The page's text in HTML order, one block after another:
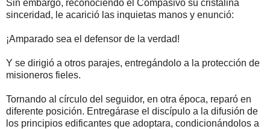
Sin embargo, reconociendo el Compasivo su cristalina
sinceridad, le acarició las inquietas manos y enunció:
¡Amparado sea el defensor de la verdad!
Y se dirigió a otros parajes, entregándolo a la protección de
misioneros fieles.
Tornando al círculo del seguidor, en otra época, reparó en
diferente posición. Entregárase el discípulo a la difusión de
los principios edificantes que adoptara, condicionándolos a